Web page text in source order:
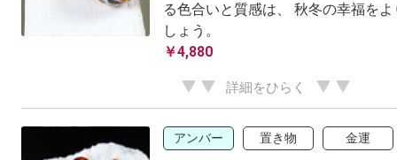
る色合いと質感は、 秋冬の幸福を
しょう。
￥4,880
詳細をひらく
アンバー 置き物 金運